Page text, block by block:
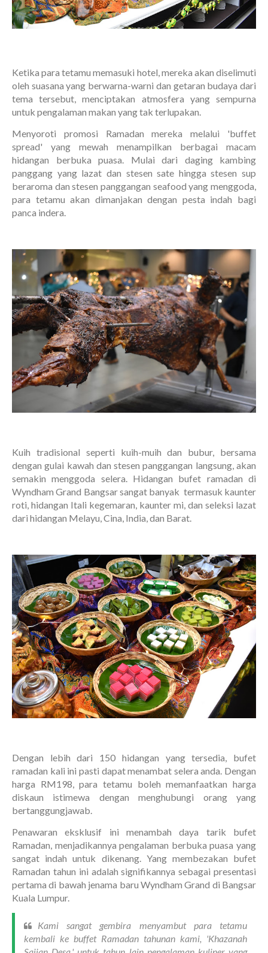
Ketika para tetamu memasuki hotel, mereka akan diselimuti
oleh suasana yang berwarna-warni dan getaran budaya dari
tema tersebut, menciptakan atmosfera yang sempurna
untuk pengalaman makan yang tak terlupakan.
Menyoroti promosi Ramadan mereka melalui 'buffet
spread' yang mewah menampilkan berbagai macam
hidangan berbuka puasa. Mulai dari daging kambing
panggang yang lazat dan stesen sate hingga stesen sup
beraroma dan stesen panggangan seafood yang menggoda,
para tetamu akan dimanjakan dengan pesta indah bagi
panca indera.
Kuih tradisional seperti kuih-muih dan bubur, bersama
dengan gulai kawah dan stesen panggangan langsung, akan
semakin menggoda selera. Hidangan bufet ramadan di
Wyndham Grand Bangsar sangat banyak termasuk kaunter
roti, hidangan Itali kegemaran, kaunter mi, dan seleksi lazat
dari hidangan Melayu, Cina, India, dan Barat.
Dengan lebih dari 150 hidangan yang tersedia, bufet
ramadan kali ini pasti dapat menambat selera anda. Dengan
harga RM198, para tetamu boleh memanfaatkan harga
diskaun istimewa dengan menghubungi orang yang
bertanggungjawab.
Penawaran eksklusif ini menambah daya tarik bufet
Ramadan, menjadikannya pengalaman berbuka puasa yang
sangat indah untuk dikenang. Yang membezakan bufet
Ramadan tahun ini adalah signifikannya sebagai presentasi
pertama di bawah jenama baru Wyndham Grand di Bangsar
Kuala Lumpur.
Kami sangat gembira menyambut para tetamu
kembali ke buffet Ramadan tahunan kami, 'Khazanah